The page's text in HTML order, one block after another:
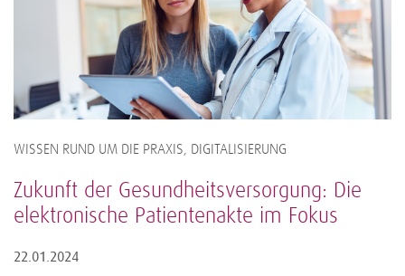
WISSEN RUND UM DIE PRAXIS, DIGITALISIERUNG
Zukunft der Gesundheitsversorgung: Die
elektronische Patientenakte im Fokus
22.01.2024